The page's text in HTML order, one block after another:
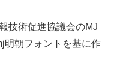
技術促進協議会のMJ
明朝フォントを基に作